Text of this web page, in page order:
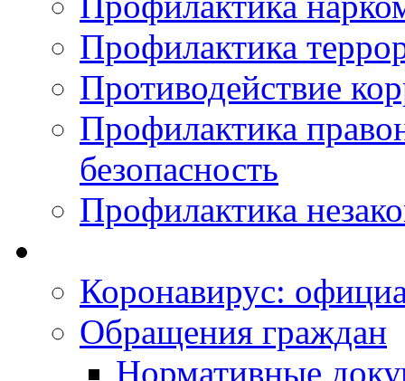
Профилактика
Противодействие
Профилактика
безопасность
Профилактика
Коронавирус:
Обращения граждан
Нормативные